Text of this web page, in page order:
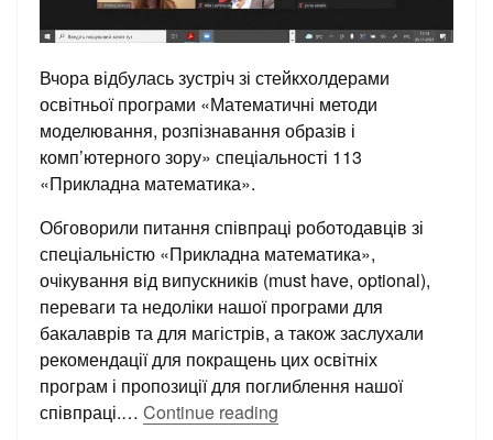
Вчора відбулась зустріч зі стейкхолдерами
освітньої програми «Математичні методи
моделювання, розпізнавання образів і
комп’ютерного зору» спеціальності 113
«Прикладна математика».
Обговорили питання співпраці роботодавців зі
спеціальністю «Прикладна математика»,
очікування від випускників (must have, optional),
переваги та недоліки нашої програми для
бакалаврів та для магістрів, а також заслухали
рекомендації для покращень цих освітніх
програм і пропозиції для поглиблення нашої
співпраці.… Continue reading